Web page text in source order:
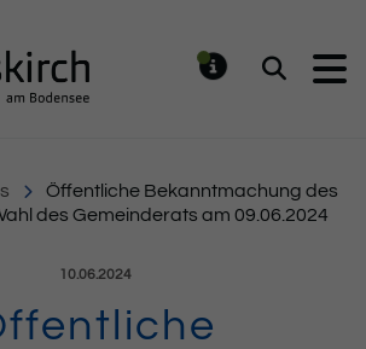
Suchen
Öffentliche Bekanntmachung des
des Gemeinderats am 09.06.2024
Veröffentlicht am:
10.06.2024